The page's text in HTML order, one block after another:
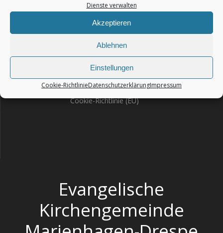
Dienste verwalten
Akzeptieren
Ablehnen
Einstellungen
Cookie-RichtlinieDatenschutzerklärungImpressum
Haftungsausschluss – Disclaimer
Datenschutzerklärung
Cookie-Richtlinie (EU)
Evangelische
Kirchengemeinde